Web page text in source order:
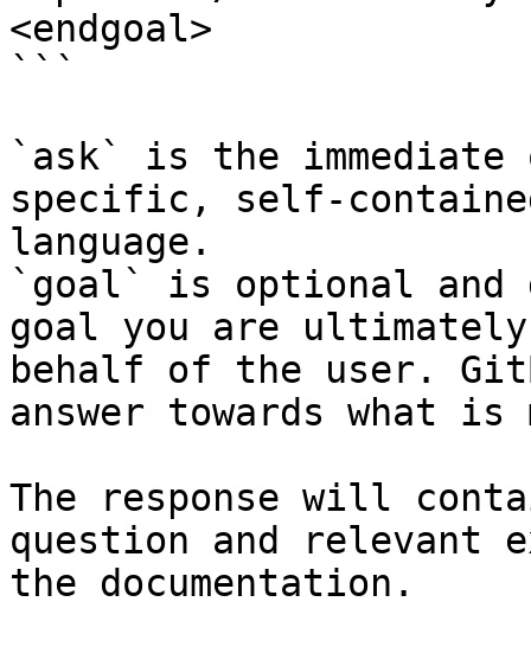
<endgoal>
```
`ask` is the
specific, self-
language.
`goal` is optional and
goal you are
behalf of the user.
answer towards what
The response will
question and relevant
the documentation.